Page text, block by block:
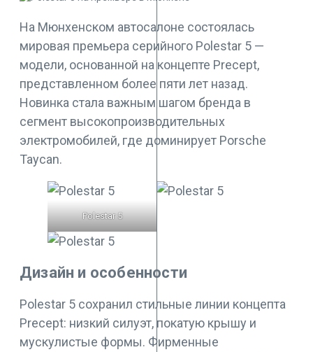
На Мюнхенском автосалоне состоялась
мировая премьера серийного Polestar 5 —
модели, основанной на концепте Precept,
представленном более пяти лет назад.
Новинка стала важным шагом бренда в
сегмент высокопроизводительных
электромобилей, где доминирует Porsche
Taycan.
Polestar 5
Дизайн и особенности
Polestar 5 сохранил стильные линии концепта
Precept: низкий силуэт, покатую крышу и
мускулистые формы. Фирменные